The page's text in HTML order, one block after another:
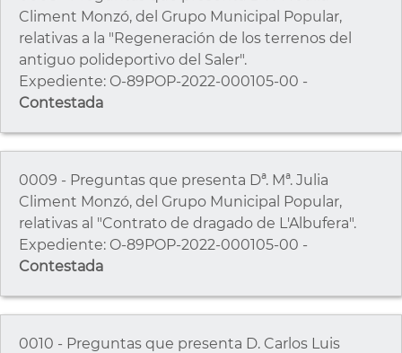
Climent Monzó, del Grupo Municipal Popular,
relativas a la "Regeneración de los terrenos del
antiguo polideportivo del Saler".
Expediente: O-89POP-2022-000105-00 -
Contestada
0009 - Preguntas que presenta Dª. Mª. Julia
Climent Monzó, del Grupo Municipal Popular,
relativas al "Contrato de dragado de L'Albufera".
Expediente: O-89POP-2022-000105-00 -
Contestada
0010 - Preguntas que presenta D. Carlos Luis